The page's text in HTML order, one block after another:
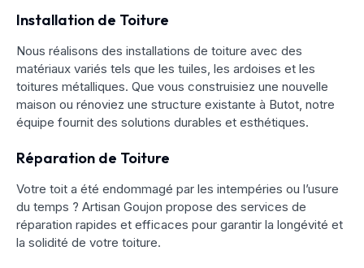
Installation de Toiture
Nous réalisons des installations de toiture avec des
matériaux variés tels que les tuiles, les ardoises et les
toitures métalliques. Que vous construisiez une nouvelle
maison ou rénoviez une structure existante à Butot, notre
équipe fournit des solutions durables et esthétiques.
Réparation de Toiture
Votre toit a été endommagé par les intempéries ou l’usure
du temps ? Artisan Goujon propose des services de
réparation rapides et efficaces pour garantir la longévité et
la solidité de votre toiture.